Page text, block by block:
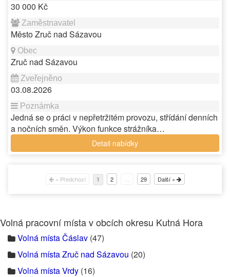
30 000 Kč
Město Zruč nad Sázavou
Zruč nad Sázavou
03.08.2026
Jedná se o práci v nepřetržitém provozu, střídání denních
a nočních směn. Výkon funkce strážníka…
Detail nabídky
« Předchozí 1 2 29 Další »
Volná pracovní místa v obcích okresu Kutná Hora
Volná místa Čáslav (47)
Volná místa Zruč nad Sázavou (20)
Volná místa Vrdy (16)